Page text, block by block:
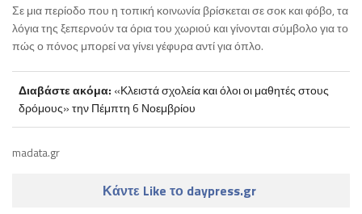
Σε μια περίοδο που η τοπική κοινωνία βρίσκεται σε σοκ και φόβο, τα
λόγια της ξεπερνούν τα όρια του χωριού και γίνονται σύμβολο για το
πώς ο πόνος μπορεί να γίνει γέφυρα αντί για όπλο.
Διαβάστε ακόμα: «Κλειστά σχολεία και όλοι οι μαθητές στους
δρόμους» την Πέμπτη 6 Νοεμβρίου
madata.gr
Κάντε Like το daypress.gr